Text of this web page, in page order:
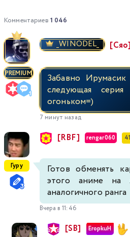
Комментариев 1 046
PREMIUM
_WINODEL_ [Сяо]
Забавно
следующая
огоньком=)
7 минут назад
Гуру
[RBF] rengar060
Готов обменять
этого аниме на
аналогичного ранга
Вчера в 11:46
[SB] EropkuH